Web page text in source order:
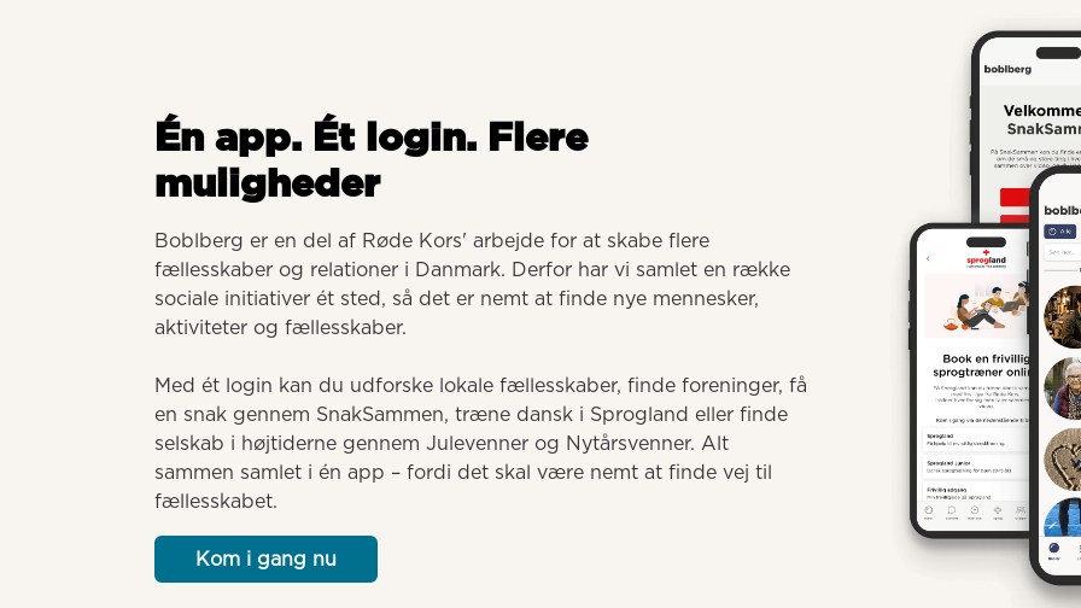
Én app. Ét login. Flere
muligheder
Boblberg er en del af Røde Kors' arbejde for at skabe flere
fællesskaber og relationer i Danmark. Derfor har vi samlet en række
sociale initiativer ét sted, så det er nemt at finde nye mennesker,
aktiviteter og fællesskaber.
Med ét login kan du udforske lokale fællesskaber, finde foreninger, få
en snak gennem SnakSammen, træne dansk i Sprogland eller finde
selskab i højtiderne gennem Julevenner og Nytårsvenner. Alt
sammen samlet i én app – fordi det skal være nemt at finde vej til
fællesskabet.
Kom i gang nu